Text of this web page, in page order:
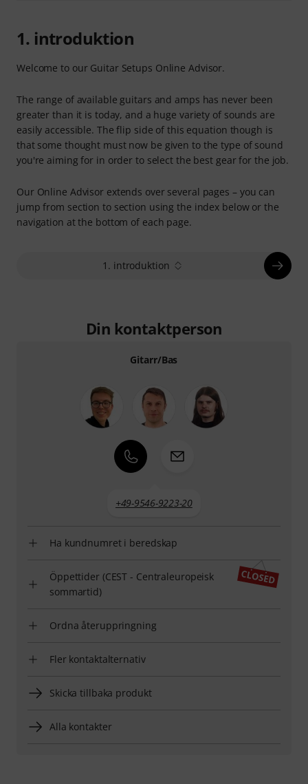
1. introduktion
Welcome to our Guitar Setups Online Advisor.
The range of available guitars and amps has never been
greater than it is today, and a huge variety of sounds are
easily accessible. The flip side of this equation though is
that some thought must now be given to the type of sound
you're aiming for in order to select the best gear for the job.
Our Online Advisor extends over several pages – you can
jump from section to section using the index below or the
navigation at the bottom of each page.
1. introduktion
Din kontaktperson
Gitarr/Bas
+49-9546-9223-20
Ha kundnumret i beredskap
Öppettider (CEST - Centraleuropeisk
sommartid)
Ordna återuppringning
Fler kontaktalternativ
Skicka tillbaka produkt
Alla kontakter